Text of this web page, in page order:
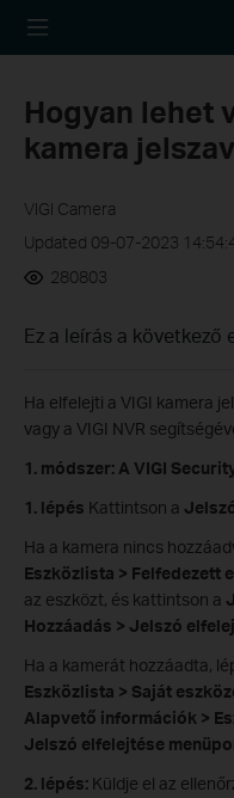
TP-
Hogyan lehet
kamera
VIGI Camera
Updated 09-07-2023
280803
Ez a leírás a következő
Ha elfelejti a VIGI kamera
vagy a VIGI NVR
1. módszer: A VIGI
1. lépés Kattintson a
Ha a kamera nincs
Eszközlista > Felfedezett
az eszközt, és kattintson a
Hozzáadás > Jelszó
Ha a kamerát hozzáadta,
Eszközlista > Saját
Alapvető információk >
Jelszó elfelejtése
2. lépés: Küldje el az